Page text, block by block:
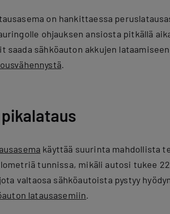
on hankittaessa
ohjauksen ansiosta pitkällä
saada sähköauton akkujen
.
käyttää suurinta mahdollista
tunnissa, mikäli autosi tukee
valtaosa sähköautoista pystyy
latausasemiin.